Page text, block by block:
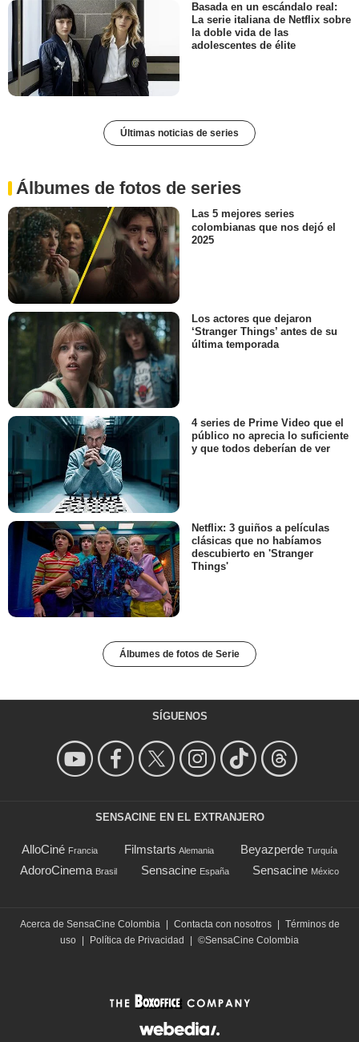
Basada en un escándalo real:
La serie italiana de Netflix sobre
la doble vida de las
adolescentes de élite
Últimas noticias de series
Álbumes de fotos de series
Las 5 mejores series
colombianas que nos dejó el
2025
Los actores que dejaron
‘Stranger Things’ antes de su
última temporada
4 series de Prime Video que el
público no aprecia lo suficiente
y que todos deberían de ver
Netflix: 3 guiños a películas
clásicas que no habíamos
descubierto en 'Stranger
Things'
Álbumes de fotos de Serie
SÍGUENOS
SENSACINE EN EL EXTRANJERO
AlloCiné Francia Filmstarts Alemania Beyazperde Turquía
AdoroCinema Brasil Sensacine España Sensacine México
Acerca de SensaCine Colombia Contacta con nosotros
Términos de
uso
Política de Privacidad ©SensaCine Colombia